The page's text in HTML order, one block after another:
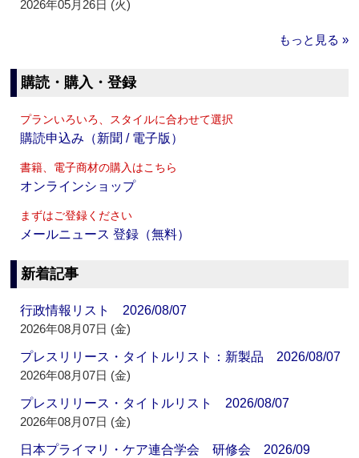
2026年05月26日 (火)
もっと見る »
購読・購入・登録
プランいろいろ、スタイルに合わせて選択
購読申込み（新聞 / 電子版）
書籍、電子商材の購入はこちら
オンラインショップ
まずはご登録ください
メールニュース 登録（無料）
新着記事
行政情報リスト 2026/08/07
2026年08月07日 (金)
プレスリリース・タイトルリスト：新製品 2026/08/07
2026年08月07日 (金)
プレスリリース・タイトルリスト 2026/08/07
2026年08月07日 (金)
日本プライマリ・ケア連合学会 研修会 2026/09